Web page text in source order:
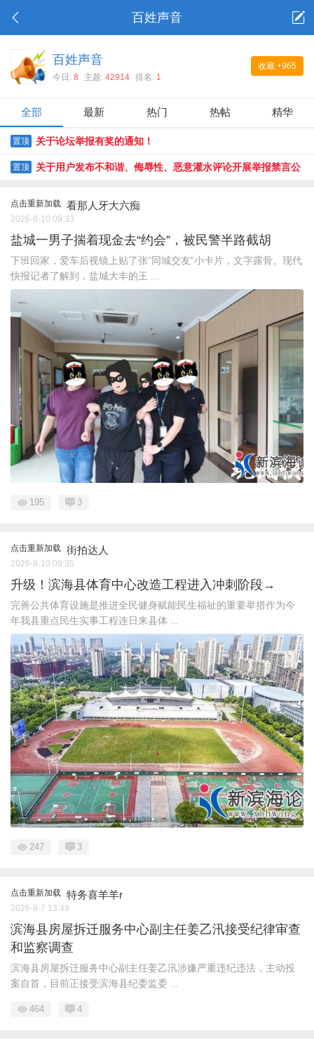
百姓声音
收藏 +965
百姓声音
今日: 8 主题: 42914 排名: 1
全部 最新 热门 热帖 精华
置顶 关于论坛举报有奖的通知！
置顶 关于用户发布不和谐、侮辱性、恶意灌水评论开展举报禁言公
点击重新加载 看那人牙大六痴
2026-8-10 09:33
盐城一男子揣着现金去“约会”，被民警半路截胡
下班回家，爱车后视镜上贴了张“同城交友”小卡片，文字露骨。现代
快报记者了解到，盐城大丰的王 ...
195 3
点击重新加载 街拍达人
2026-8-10 09:35
升级！滨海县体育中心改造工程进入冲刺阶段→
完善公共体育设施是推进全民健身赋能民生福祉的重要举措作为今
年我县重点民生实事工程连日来县体 ...
247 3
点击重新加载 特务喜羊羊r
2026-8-7 13:49
滨海县房屋拆迁服务中心副主任姜乙汛接受纪律审查
和监察调查
滨海县房屋拆迁服务中心副主任姜乙汛涉嫌严重违纪违法，主动投
案自首，目前正接受滨海县纪委监委 ...
464 4